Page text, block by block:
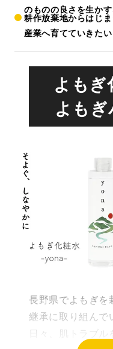
のものの良さを生か
耕作放棄地からはじ
産業へ育てていきたい
よも
よも
長野県でよもぎを
継承に取り組んで
日々、肌トラブ